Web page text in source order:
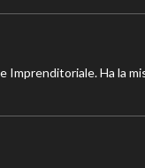
Ha la